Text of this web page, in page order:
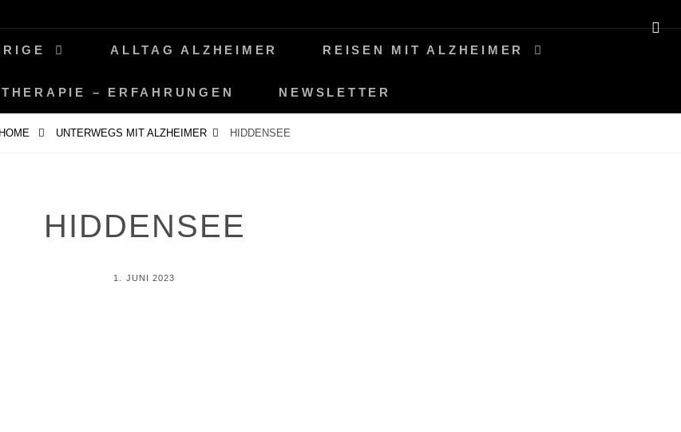
ALLTAG ALZHEIMER REISEN MIT ALZHEIMER
– ERFAHRUNGEN NEWSLETTER
HOME UNTERWEGS MIT ALZHEIMER HIDDENSEE
HIDDENSEE
POSTED
1. JUNI 2023